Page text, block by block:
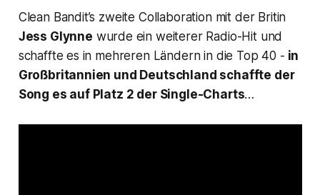
Clean Bandit’s zweite Collaboration mit der Britin
Jess Glynne wurde ein weiterer Radio-Hit und
schaffte es in mehreren Ländern in die Top 40 - in
Großbritannien und Deutschland schaffte der
Song es auf Platz 2 der Single-Charts…